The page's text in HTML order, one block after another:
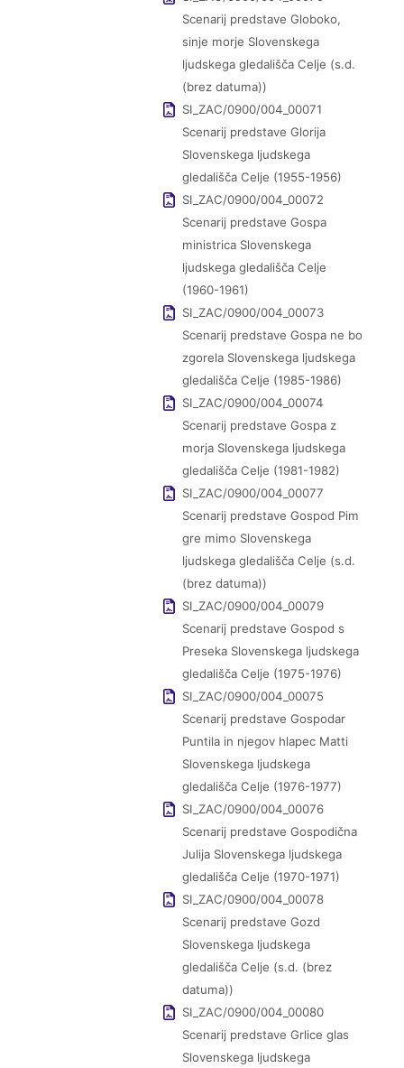
Scenarij predstave Globoko,
sinje morje Slovenskega
ljudskega gledališča Celje (s.d.
(brez datuma))
SI_ZAC/0900/004_00071
Scenarij predstave Glorija
Slovenskega ljudskega
gledališča Celje (1955-1956)
SI_ZAC/0900/004_00072
Scenarij predstave Gospa
ministrica Slovenskega
ljudskega gledališča Celje
(1960-1961)
SI_ZAC/0900/004_00073
Scenarij predstave Gospa ne bo
zgorela Slovenskega ljudskega
gledališča Celje (1985-1986)
SI_ZAC/0900/004_00074
Scenarij predstave Gospa z
morja Slovenskega ljudskega
gledališča Celje (1981-1982)
SI_ZAC/0900/004_00077
Scenarij predstave Gospod Pim
gre mimo Slovenskega
ljudskega gledališča Celje (s.d.
(brez datuma))
SI_ZAC/0900/004_00079
Scenarij predstave Gospod s
Preseka Slovenskega ljudskega
gledališča Celje (1975-1976)
SI_ZAC/0900/004_00075
Scenarij predstave Gospodar
Puntila in njegov hlapec Matti
Slovenskega ljudskega
gledališča Celje (1976-1977)
SI_ZAC/0900/004_00076
Scenarij predstave Gospodična
Julija Slovenskega ljudskega
gledališča Celje (1970-1971)
SI_ZAC/0900/004_00078
Scenarij predstave Gozd
Slovenskega ljudskega
gledališča Celje (s.d. (brez
datuma))
SI_ZAC/0900/004_00080
Scenarij predstave Grlice glas
Slovenskega ljudskega